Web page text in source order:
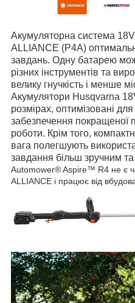
Акумуляторна система
ALLIANCE (Р4А)
завдань. Одну батарею
різних інструментів та
велику гнучкість і менше
Акумулятори Husqvarna
розмірах, оптимізовані
забезпечення покращеної
роботи. Крім того,
вага полегшують
завдання більш зручним
Automower® Aspire™ R4 не є
ALLIANCE і працює від